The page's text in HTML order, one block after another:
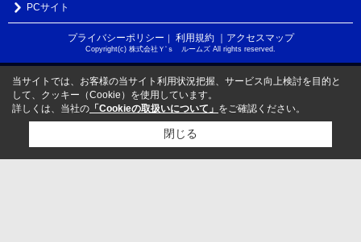
PCサイト
プライバシーポリシー ｜ 利用規約 ｜アクセスマップ
Copyright(c) 株式会社Ｙ‘ｓ ルームズ All rights reserved.
当サイトでは、お客様の当サイト利用状況把握、サービス向上検討を目的と
して、クッキー（Cookie）を使用しています。
詳しくは、当社の 「Cookieの取扱いについて」 をご確認ください。
閉じる